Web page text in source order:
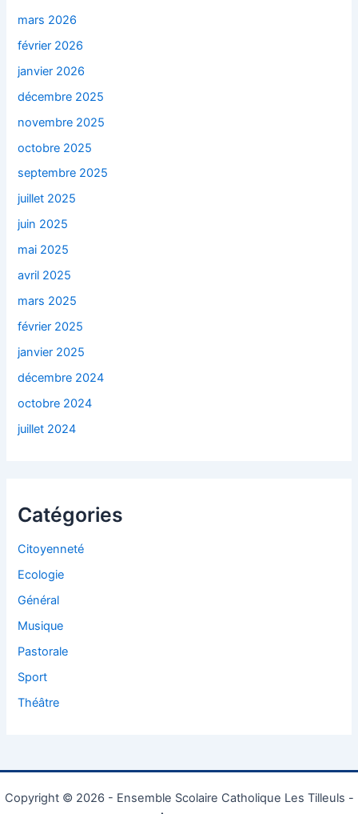
mars 2026
février 2026
janvier 2026
décembre 2025
novembre 2025
octobre 2025
septembre 2025
juillet 2025
juin 2025
mai 2025
avril 2025
mars 2025
février 2025
janvier 2025
décembre 2024
octobre 2024
juillet 2024
Catégories
Citoyenneté
Ecologie
Général
Musique
Pastorale
Sport
Théâtre
Copyright © 2026 - Ensemble Scolaire Catholique Les Tilleuls -